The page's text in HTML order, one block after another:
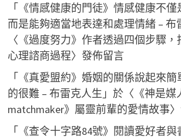
「《情感健康的門徒》情感健康不僅
而是能夠適當地表達和處理情緒 – 布
〈 《過度努力》作者透過四個步驟
心理諮商過程〉發佈留言
「《真愛盟約》婚姻的關係說起來簡
的很難 – 布雷克人生 」於〈 《神是媒
matchmaker》屬靈前輩的愛情故事
「《查令十字路84號》閱讀愛好者